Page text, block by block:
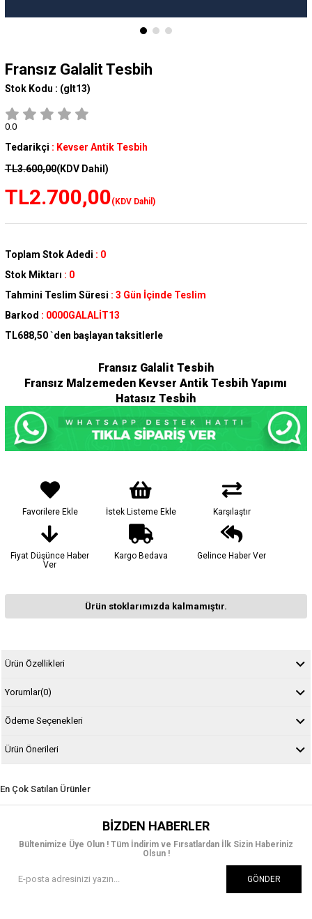
Fransız Galalit Tesbih
Stok Kodu : (glt13)
0.0
Tedarikçi : Kevser Antik Tesbih
TL3.600,00(KDV Dahil)
TL2.700,00(KDV Dahil)
Toplam Stok Adedi : 0
Stok Miktarı : 0
Tahmini Teslim Süresi : 3 Gün İçinde Teslim
Barkod : 0000GALALİT13
TL688,50 `den başlayan taksitlerle
Fransız Galalit Tesbih
Fransız Malzemeden Kevser Antik Tesbih Yapımı
Hatasız Tesbih
Favorilere Ekle İstek Listeme Ekle Karşılaştır
Fiyat Düşünce Haber
Ver
Kargo Bedava Gelince Haber Ver
Ürün stoklarımızda kalmamıştır.
Ürün Özellikleri
Yorumlar(0)
Ödeme Seçenekleri
Ürün Önerileri
En Çok Satılan Ürünler
BIZDEN HABERLER
Bültenimize Üye Olun ! Tüm İndirim ve Fırsatlardan İlk Sizin Haberiniz
Olsun !
GÖNDER